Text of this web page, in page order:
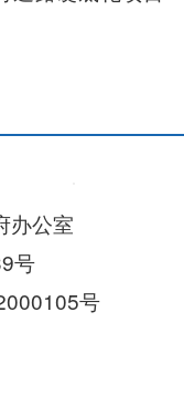
办公室
号
号